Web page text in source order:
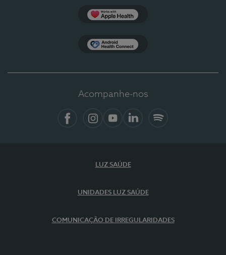
Acompanhe-nos
LUZ SAÚDE
UNIDADES LUZ SAÚDE
COMUNICAÇÃO DE IRREGULARIDADES